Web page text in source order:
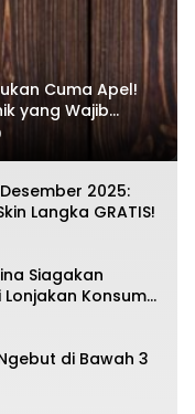
Cuma Apel!
yang Wajib
2025:
Langka GRATIS!
Siagakan
Lonjakan Konsumsi
di Bawah 3